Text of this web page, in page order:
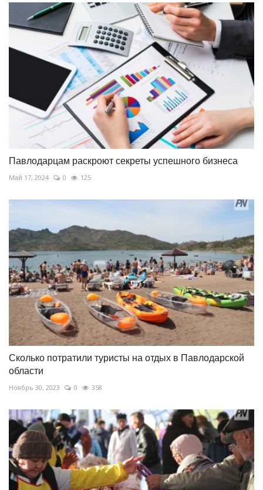
Павлодарцам раскроют секреты успешного бизнеса
Май 17, 2024 0 125
Сколько потратили туристы на отдых в Павлодарской
области
Ноябрь 30, 2023 0 358